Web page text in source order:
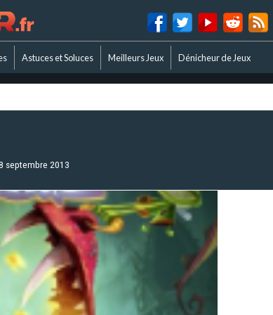
Astuces et Soluces Meilleurs Jeux Dénicheur de Jeux
septembre 2013